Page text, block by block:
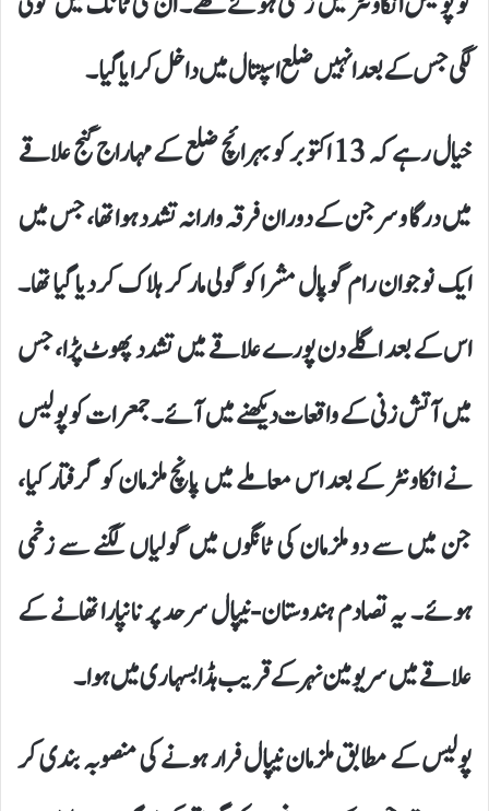
لگی جس کے بعد انہیں ضلع اسپتال میں داخل کرایا گیا۔
خیال رہے کہ 13 اکتوبر کو بہرائچ ضلع کے مہاراج گنج علاقے
میں درگا وسرجن کے دوران فرقہ وارانہ تشدد ہوا تھا، جس میں
ایک نوجوان رام گوپال مشرا کو گولی مار کر ہلاک کر دیا گیا تھا۔
اس کے بعد اگلے دن پورے علاقے میں تشدد پھوٹ پڑا، جس
میں آتش زنی کے واقعات دیکھنے میں آئے۔جمعرات کو پولیس
نے انکاونٹر کے بعد اس معاملے میں پانچ ملزمان کو گرفتار کیا،
جن میں سے دو ملزمان کی ٹانگوں میں گولیاں لگنے سے زخمی
ہوئے۔ یہ تصادم ہندوستان-نیپال سرحد پر نانپارا تھانے کے
علاقے میں سریو مین نہر کے قریب ہڈا بسہاری میں ہوا۔
پولیس کے مطابق ملزمان نیپال فرار ہونے کی منصوبہ بندی کر